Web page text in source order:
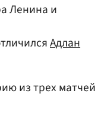
Ленина и
Адлан
из трех матчей